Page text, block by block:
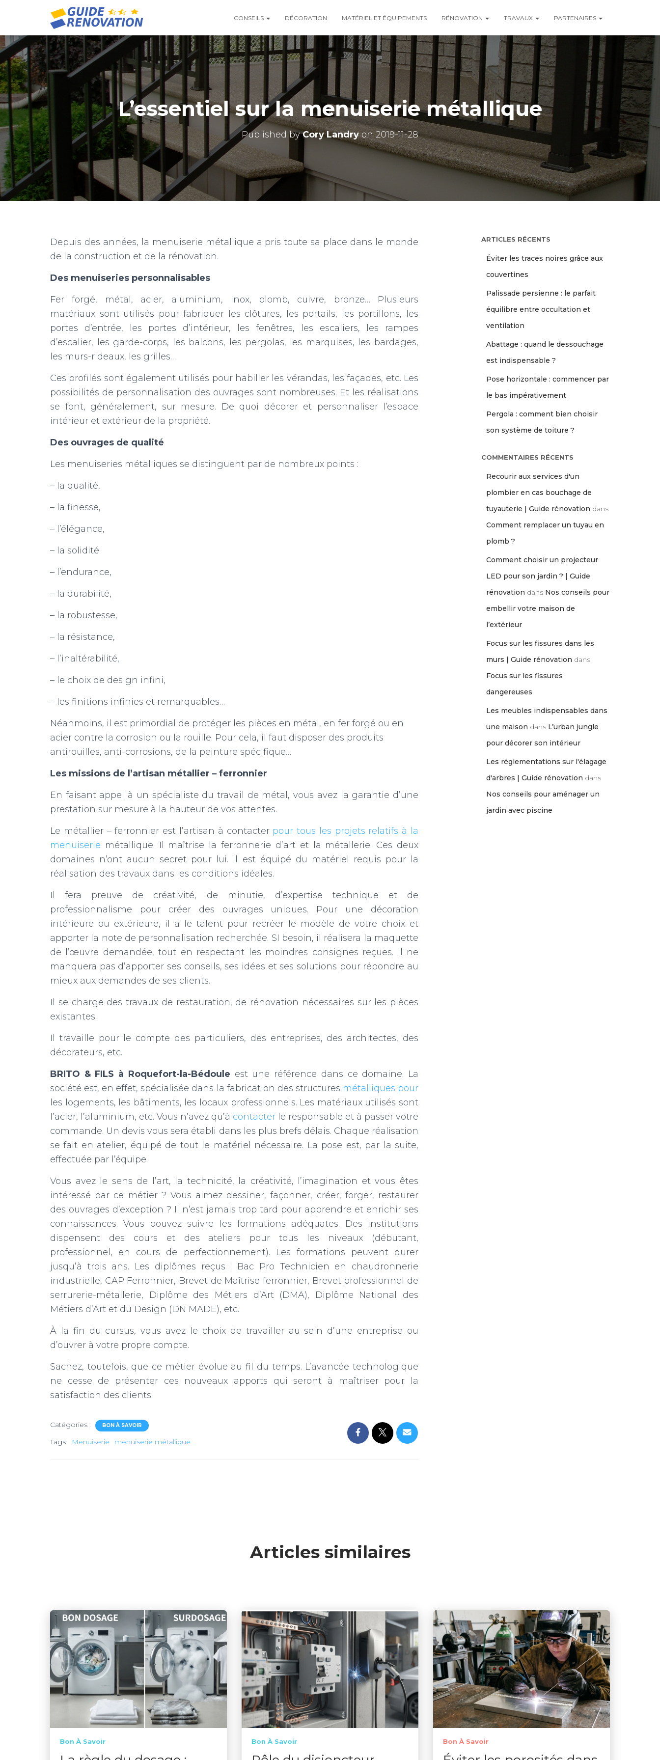
CONSEILS DÉCORATION MATÉRIEL ET ÉQUIPEMENTS RÉNOVATION TRAVAUX PARTENAIRES
L’essentiel sur la menuiserie métallique
Published byCory Landryon2019-11-28
Depuis des années, la menuiserie métallique a pris toute sa place dans le monde
de la construction et de la rénovation.
Des menuiseries personnalisables
Fer forgé, métal, acier, aluminium, inox, plomb, cuivre, bronze… Plusieurs
matériaux sont utilisés pour fabriquer les clôtures, les portails, les portillons, les
portes d’entrée, les portes d’intérieur, les fenêtres, les escaliers, les rampes
d’escalier, les garde-corps, les balcons, les pergolas, les marquises, les bardages,
les murs-rideaux, les grilles…
Ces profilés sont également utilisés pour habiller les vérandas, les façades, etc. Les
possibilités de personnalisation des ouvrages sont nombreuses. Et les réalisations
se font, généralement, sur mesure. De quoi décorer et personnaliser l’espace
intérieur et extérieur de la propriété.
Des ouvrages de qualité
Les menuiseries métalliques se distinguent par de nombreux points :
– la qualité,
– la finesse,
– l’élégance,
– la solidité
– l’endurance,
– la durabilité,
– la robustesse,
– la résistance,
– l’inaltérabilité,
– le choix de design infini,
– les finitions infinies et remarquables…
Néanmoins, il est primordial de protéger les pièces en métal, en fer forgé ou en
acier contre la corrosion ou la rouille. Pour cela, il faut disposer des produits
antirouilles, anti-corrosions, de la peinture spécifique…
Les missions de l’artisan métallier – ferronnier
En faisant appel à un spécialiste du travail de métal, vous avez la garantie d’une
prestation sur mesure à la hauteur de vos attentes.
Le métallier – ferronnier est l’artisan à contacter pour tous les projets relatifs à la
menuiserie métallique. Il maîtrise la ferronnerie d’art et la métallerie. Ces deux
domaines n’ont aucun secret pour lui. Il est équipé du matériel requis pour la
réalisation des travaux dans les conditions idéales.
Il fera preuve de créativité, de minutie, d’expertise technique et de
professionnalisme pour créer des ouvrages uniques. Pour une décoration
intérieure ou extérieure, il a le talent pour recréer le modèle de votre choix et
apporter la note de personnalisation recherchée. SI besoin, il réalisera la maquette
de l’œuvre demandée, tout en respectant les moindres consignes reçues. Il ne
manquera pas d’apporter ses conseils, ses idées et ses solutions pour répondre au
mieux aux demandes de ses clients.
Il se charge des travaux de restauration, de rénovation nécessaires sur les pièces
existantes.
Il travaille pour le compte des particuliers, des entreprises, des architectes, des
décorateurs, etc.
BRITO & FILS à Roquefort-la-Bédoule est une référence dans ce domaine. La
société est, en effet, spécialisée dans la fabrication des structures métalliques pour
les logements, les bâtiments, les locaux professionnels. Les matériaux utilisés sont
l’acier, l’aluminium, etc. Vous n’avez qu’à contacter le responsable et à passer votre
commande. Un devis vous sera établi dans les plus brefs délais. Chaque réalisation
se fait en atelier, équipé de tout le matériel nécessaire. La pose est, par la suite,
effectuée par l’équipe.
Vous avez le sens de l’art, la technicité, la créativité, l’imagination et vous êtes
intéressé par ce métier ? Vous aimez dessiner, façonner, créer, forger, restaurer
des ouvrages d’exception ? Il n’est jamais trop tard pour apprendre et enrichir ses
connaissances. Vous pouvez suivre les formations adéquates. Des institutions
dispensent des cours et des ateliers pour tous les niveaux (débutant,
professionnel, en cours de perfectionnement). Les formations peuvent durer
jusqu’à trois ans. Les diplômes reçus : Bac Pro Technicien en chaudronnerie
industrielle, CAP Ferronnier, Brevet de Maîtrise ferronnier, Brevet professionnel de
serrurerie-métallerie, Diplôme des Métiers d’Art (DMA), Diplôme National des
Métiers d’Art et du Design (DN MADE), etc.
À la fin du cursus, vous avez le choix de travailler au sein d’une entreprise ou
d’ouvrer à votre propre compte.
Sachez, toutefois, que ce métier évolue au fil du temps. L’avancée technologique
ne cesse de présenter ces nouveaux apports qui seront à maîtriser pour la
satisfaction des clients.
Catégories : BON À SAVOIR
Tags: Menuiserie menuiserie métallique
ARTICLES RÉCENTS
Éviter les traces noires grâce aux
couvertines
Palissade persienne : le parfait
équilibre entre occultation et
ventilation
Abattage : quand le dessouchage
est indispensable ?
Pose horizontale : commencer par
le bas impérativement
Pergola : comment bien choisir
son système de toiture ?
COMMENTAIRES RÉCENTS
Recourir aux services d'un
plombier en cas bouchage de
tuyauterie | Guide rénovation dans
Comment remplacer un tuyau en
plomb ?
Comment choisir un projecteur
LED pour son jardin ? | Guide
rénovation dans Nos conseils pour
embellir votre maison de
l’extérieur
Focus sur les fissures dans les
murs | Guide rénovation dans
Focus sur les fissures
dangereuses
Les meubles indispensables dans
une maison dans L’urban jungle
pour décorer son intérieur
Les réglementations sur l'élagage
d'arbres | Guide rénovation dans
Nos conseils pour aménager un
jardin avec piscine
Articles similaires
Bon À Savoir Bon À Savoir Bon À Savoir